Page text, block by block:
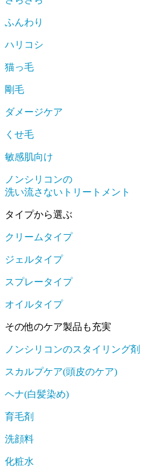
ふんわり
ハリコシ
猫っ毛
剛毛
ダメージケア
くせ毛
敏感肌向け
ノンシリコンの
洗い流さないトリートメント
タイプから選ぶ
クリームタイプ
ジェルタイプ
スプレータイプ
オイルタイプ
その他のケア製品も充実
ノンシリコンのスタイリング剤
スカルプケア(頭皮のケア)
ヘナ(白髪染め)
育毛剤
洗顔料
化粧水